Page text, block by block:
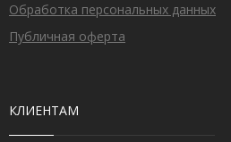
Обработка персональных данных
Публичная оферта
КЛИЕНТАМ